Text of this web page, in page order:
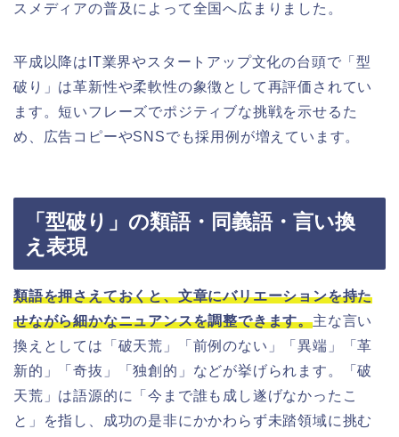
スメディアの普及によって全国へ広まりました。
平成以降はIT業界やスタートアップ文化の台頭で「型
破り」は革新性や柔軟性の象徴として再評価されてい
ます。短いフレーズでポジティブな挑戦を示せるた
め、広告コピーやSNSでも採用例が増えています。
「型破り」の類語・同義語・言い換
え表現
類語を押さえておくと、文章にバリエーションを持た
せながら細かなニュアンスを調整できます。主な言い
換えとしては「破天荒」「前例のない」「異端」「革
新的」「奇抜」「独創的」などが挙げられます。「破
天荒」は語源的に「今まで誰も成し遂げなかったこ
と」を指し、成功の是非にかかわらず未踏領域に挑む